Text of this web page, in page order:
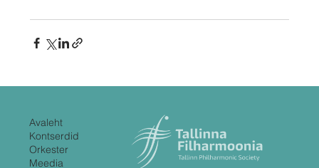
Avaleht
Kontserdid
Orkester
Meedia